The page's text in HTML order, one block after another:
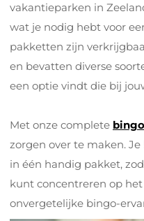
vakantieparken in
wat je nodig hebt voor
pakketten zijn
en bevatten diverse
een optie vindt die bij
Met onze complete
zorgen over te maken.
in één handig pakket,
kunt concentreren op
onvergetelijke bingo-